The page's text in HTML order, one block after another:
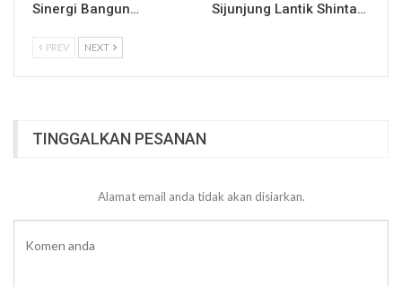
Sinergi Bangun…
Sijunjung Lantik Shinta…
PREV NEXT
TINGGALKAN PESANAN
Alamat email anda tidak akan disiarkan.